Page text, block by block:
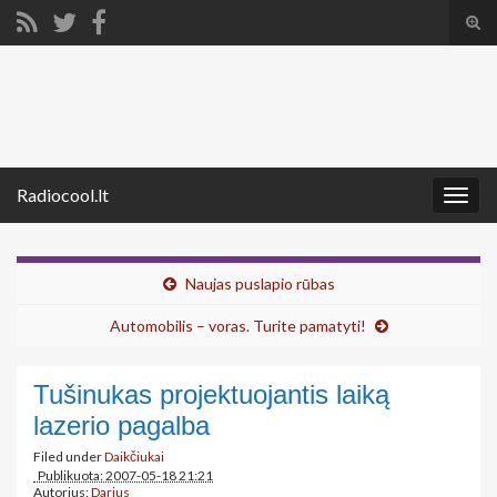
Radiocool.lt
Naujas puslapio rūbas
Automobilis – voras. Turite pamatyti!
Tušinukas projektuojantis laiką
lazerio pagalba
Filed underDaikčiukai
Publikuota: 2007-05-18 21:21
Autorius:Darius